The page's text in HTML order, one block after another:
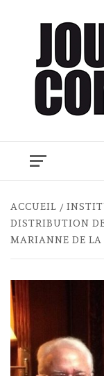
Menu
ACCUEIL
DISTRIBUTION
MARIANNE DE LA